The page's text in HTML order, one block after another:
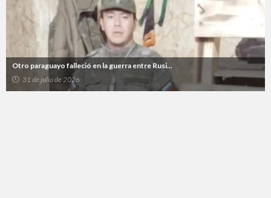
Otro paraguayo falleció en la guerra entre Rusi...
31 de julio de 2026